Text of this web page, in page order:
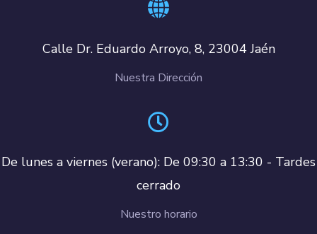
Calle Dr. Eduardo Arroyo, 8, 23004 Jaén
Nuestra Dirección
De lunes a viernes (verano): De 09:30 a 13:30 - Tardes
cerrado
Nuestro horario